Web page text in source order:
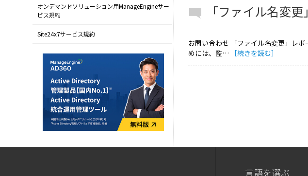
オンデマンドソリューション用ManageEngineサー
ビス規約
Site24x7サービス規約
「ファイル名変
お問い合わせ 「ファイル名変更」レ
めには、監…
［続きを読む］
言語を選ぶ